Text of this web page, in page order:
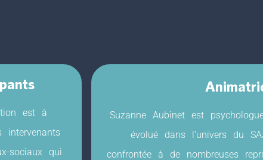
est à
intervenants
sociaux qui
Suzanne Aubinet est
évolué dans l’univers du
confrontée à de nombreuses